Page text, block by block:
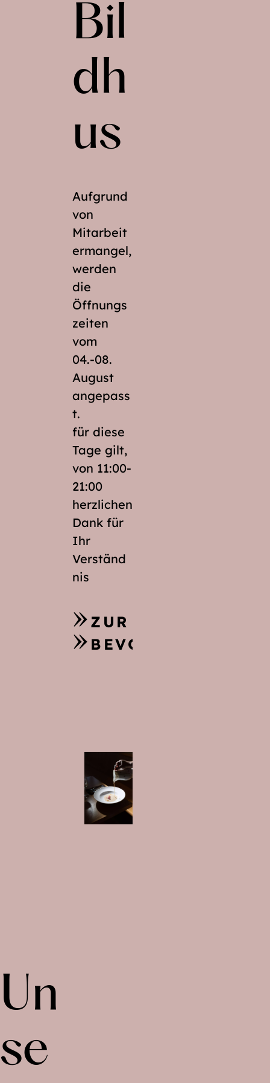
Bil
dh
us
Aufgrund
von
Mitarbeit
ermangel,
werden
die
Öffnungs
zeiten
vom
04.-08.
August
angepass
t.
für diese
Tage gilt,
von 11:00-
21:00
herzlichen
Dank für
Ihr
Verständ
nis
ZUR SPEISEKARTE
BEVORSTEHENDE
Un
se